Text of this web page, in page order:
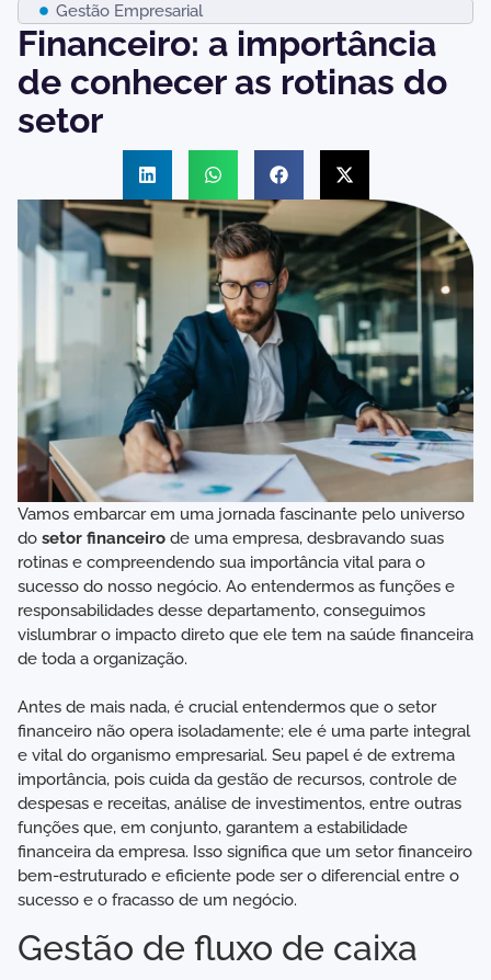
Gestão Empresarial
Financeiro: a importância
de conhecer as rotinas do
setor
Vamos embarcar em uma jornada fascinante pelo universo
do setor financeiro de uma empresa, desbravando suas
rotinas e compreendendo sua importância vital para o
sucesso do nosso negócio. Ao entendermos as funções e
responsabilidades desse departamento, conseguimos
vislumbrar o impacto direto que ele tem na saúde financeira
de toda a organização.
Antes de mais nada, é crucial entendermos que o setor
financeiro não opera isoladamente; ele é uma parte integral
e vital do organismo empresarial. Seu papel é de extrema
importância, pois cuida da gestão de recursos, controle de
despesas e receitas, análise de investimentos, entre outras
funções que, em conjunto, garantem a estabilidade
financeira da empresa. Isso significa que um setor financeiro
bem-estruturado e eficiente pode ser o diferencial entre o
sucesso e o fracasso de um negócio.
Gestão de fluxo de caixa